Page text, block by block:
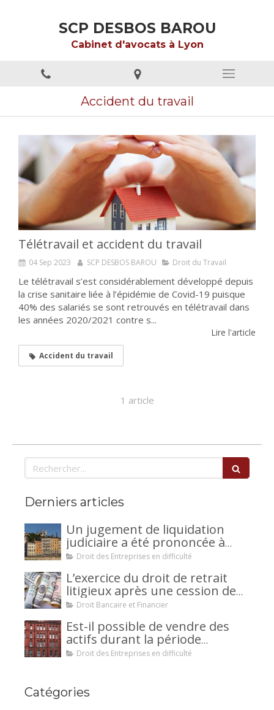
SCP DESBOS BAROU
Cabinet d'avocats à Lyon
Accident du travail
Télétravail et accident du travail
04 Sep 2023 SCP DESBOS BAROU Droit du Travail
Le télétravail s’est considérablement développé depuis
la crise sanitaire liée à l’épidémie de Covid-19 puisque
40% des salariés se sont retrouvés en télétravail dans
les années 2020/2021 contre s...
Lire l'article
Accident du travail
1 article
Rechercher
Derniers articles
Un jugement de liquidation
judiciaire a été prononcée à
votre encontre : comment
Droit des Entreprises en difficulté
L’exercice du droit de retrait
litigieux après une cession de
créance : un mécanisme
la caution.
Droit Bancaire et Financier
Est-il possible de vendre des
actifs durant la période
d’observation d’un
Droit des Entreprises en difficulté
Catégories